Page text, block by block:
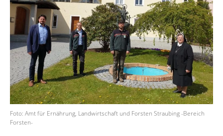
Foto: Amt für Ernährung, Landwirtschaft und Forsten Straubing -Bereich
Forsten-